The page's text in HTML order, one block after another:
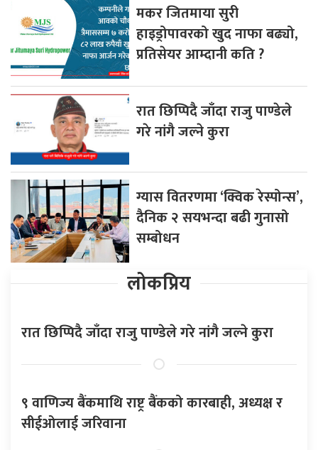
मकर जितमाया सुरी
हाइड्रोपावरको खुद नाफा बढ्यो,
प्रतिसेयर आम्दानी कति ?
रात छिप्पिदै जाँदा राजु पाण्डेले
गरे नांगै जल्ने कुरा
ग्यास वितरणमा ‘क्विक रेस्पोन्स’,
दैनिक २ सयभन्दा बढी गुनासो
सम्बोधन
लोकप्रिय
रात छिप्पिदै जाँदा राजु पाण्डेले गरे नांगै जल्ने कुरा
९ वाणिज्य बैंकमाथि राष्ट्र बैंकको कारबाही, अध्यक्ष र
सीईओलाई जरिवाना